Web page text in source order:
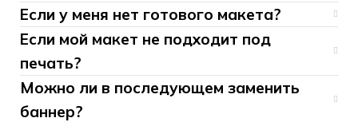
Если у меня нет готового макета?
Если мой макет не подходит под
печать?
Можно ли в последующем заменить
баннер?